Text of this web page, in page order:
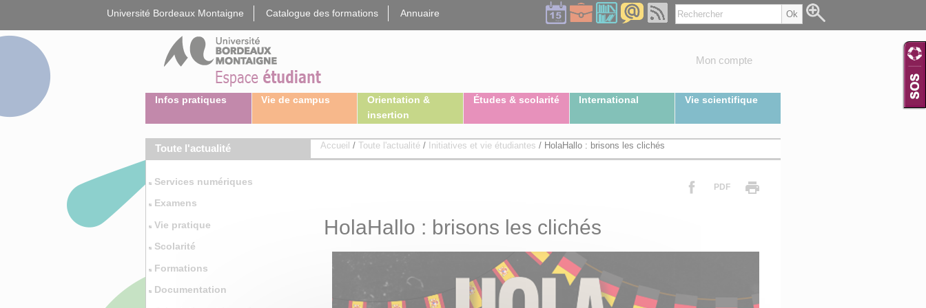
Université Bordeaux Montaigne Catalogue des formations Annuaire
Mon compte
Infos pratiques Vie de campus
Orientation &
insertion
Études & scolarité International Vie scientifique
Toute l'actualité
Services numériques
Examens
Vie pratique
Scolarité
Formations
Documentation
Accueil / Toute l'actualité/ Initiatives et vie étudiantes / HolaHallo : brisons les clichés
PDF
HolaHallo : brisons les clichés